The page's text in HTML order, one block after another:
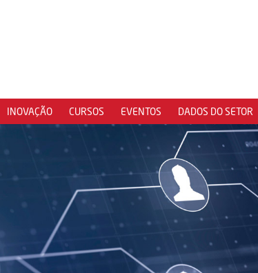
INOVAÇÃO CURSOS EVENTOS DADOS DO SETOR